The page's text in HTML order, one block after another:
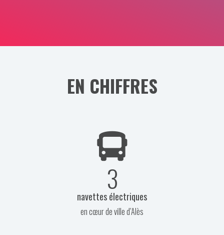
EN CHIFFRES
3
navettes électriques
en cœur de ville d’Alès